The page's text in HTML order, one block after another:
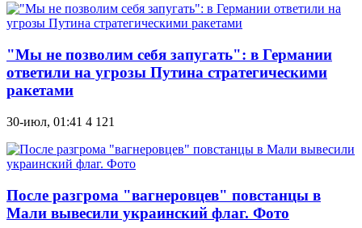
"Мы не позволим себя запугать": в Германии
ответили на угрозы Путина стратегическими
ракетами
30-июл, 01:41 4 121
После разгрома "вагнеровцев" повстанцы в
Мали вывесили украинский флаг. Фото